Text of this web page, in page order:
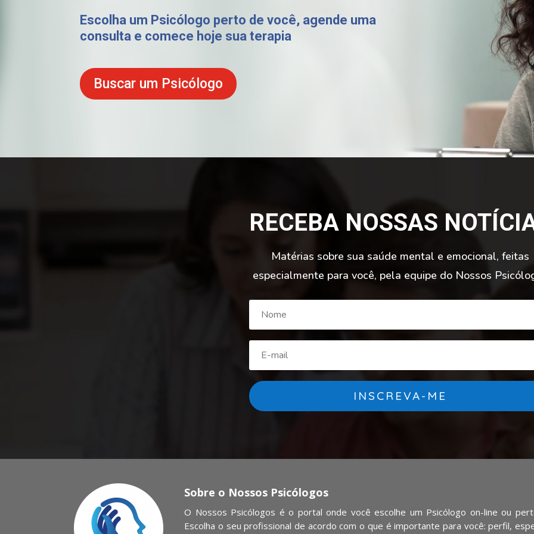
Escolha um Psicólogo perto de você, agende uma
consulta e comece hoje sua terapia
Buscar um Psicólogo
RECEBA NOSSAS
Matérias sobre sua saúde mental e emocional, feitas
especialmente para você, pela equipe do Nossos
INSCREVA-ME
Sobre o Nossos Psicólogos
O Nossos Psicólogos é o portal onde você escolhe um Psicólogo on-line ou
Escolha o seu profissional de acordo com o que é importante para você: perfil,